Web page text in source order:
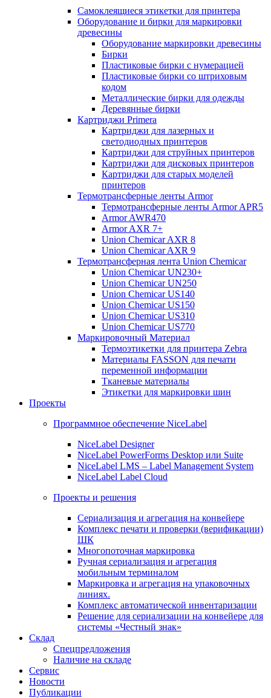
Самоклеящиеся этикетки для принтера
Оборудование и бирки для маркировки
древесины
Оборудование маркировки древесины
Бирки
Пластиковые бирки с нумерацией
Пластиковые бирки со штриховым
кодом
Металлические бирки для одежды
Деревянные бирки
Картриджи Primera
Картриджи для лазерных и
светодиодных принтеров
Картриджи для струйных принтеров
Картриджи для дисковых принтеров
Картриджи для старых моделей
принтеров
Термотрансферные ленты Armor
Термотрансферные ленты Armor APR5
Armor AWR470
Armor AXR 7+
Union Chemicar AXR 8
Union Chemicar AXR 9
Термотрансферная лента Union Chemicar
Union Chemicar UN230+
Union Chemicar UN250
Union Chemicar US140
Union Chemicar US150
Union Chemicar US310
Union Chemicar US770
Маркировочный Материал
Термоэтикетки для принтера Zebra
Материалы FASSON для печати
переменной информации
Тканевые материалы
Этикетки для маркировки шин
Проекты
Программное обеспечение NiceLabel
NiceLabel Designer
NiceLabel PowerForms Desktop или Suite
NiceLabel LMS – Label Management System
NiceLabel Label Cloud
Проекты и решения
Сериализация и агрегация на конвейере
Комплекс печати и проверки (верификации)
ШК
Многопоточная маркировка
Ручная сериализация и агрегация
мобильным терминалом
Маркировка и агрегация на упаковочных
линиях.
Комплекс автоматической инвентаризации
Решение для сериализации на конвейере для
системы «Честный знак»
Склад
Спецпредложения
Наличие на складе
Сервис
Новости
Публикации